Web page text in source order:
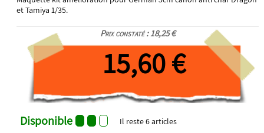
et Tamiya 1/35.
Prix constaté : 18,25 €
15,60 €
Disponible Il reste6articles